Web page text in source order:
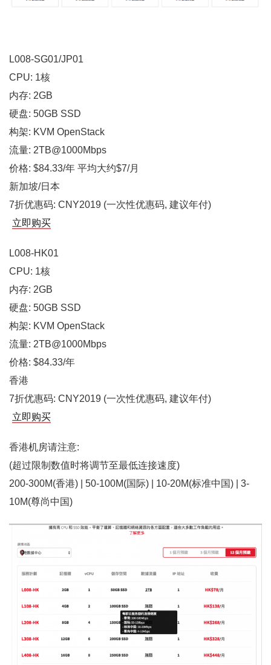
L008-SG01/JP01
CPU: 1核
内存: 2GB
硬盘: 50GB SSD
构架: KVM OpenStack
流量: 2TB@1000Mbps
价格: $84.33/年 平均大约$7/月
新加坡/日本
7折优惠码: CNY2019 (一次性优惠码, 建议年付)
立即购买
L008-HK01
CPU: 1核
内存: 2GB
硬盘: 50GB SSD
构架: KVM OpenStack
流量: 2TB@1000Mbps
价格: $84.33/年
香港
7折优惠码: CNY2019 (一次性优惠码, 建议年付)
立即购买
香港机房请注意:
(超过限制数值时将调节至最低连接速度)
200-300M(香港) | 50-100M(国际) | 10-20M(标准中国) | 3-
10M(尊尚中国)